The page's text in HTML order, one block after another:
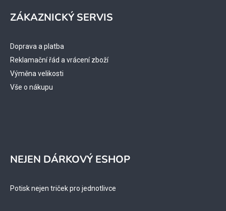
ZÁKAZNICKÝ SERVIS
Doprava a platba
Reklamační řád a vrácení zboží
Výměna velikosti
Vše o nákupu
NEJEN DÁRKOVÝ ESHOP
Potisk nejen triček pro jednotlivce